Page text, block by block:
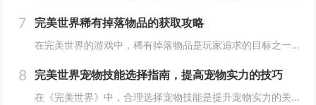
7 完美世界稀有掉落物品的获取攻略
在完美世界的游戏中，稀有掉落物品是玩家追求的目标之一。这些物品通常只能通过特定的活动、副本或怪物获得，且掉落率极低。为了提高获取几率，玩家可以组队参与高难度副本，多次挑战以增加机会；参加限时活动，如节日庆典和特殊任务，这些活动往往会有额外奖...
8 完美世界宠物技能选择指南，提高宠物实力的技巧
在《完美世界》中，合理选择宠物技能是提升宠物实力的关键。优先考虑增强宠物基础属性的技能，如攻击、防御和生命值。根据宠物类型和定位，选择合适的主动或被动技能，如控制、辅助或输出技能。利用宠物技能书升级技能等级，以及通过宠物合成功能优化技能组合...